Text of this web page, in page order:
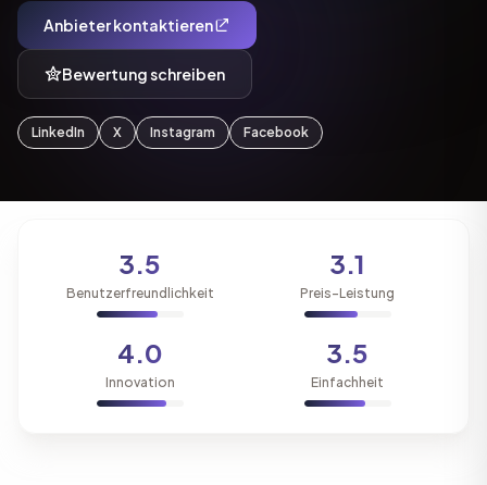
Anbieter kontaktieren
Bewertung schreiben
LinkedIn X Instagram Facebook
3.5
Benutzerfreundlichkeit
3.1
Preis-Leistung
4.0
Innovation
3.5
Einfachheit